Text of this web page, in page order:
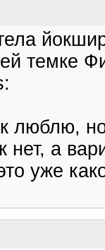
темке
люблю,
нет, а
уже